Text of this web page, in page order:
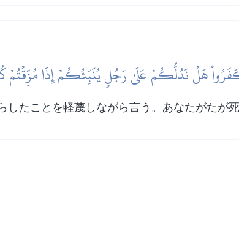
هَلۡ نَدُلُّكُمۡ عَلَىٰ رَجُلٖ يُنَبِّئُكُمۡ إِذَا
たことを軽蔑しながら言う。あなたがたが